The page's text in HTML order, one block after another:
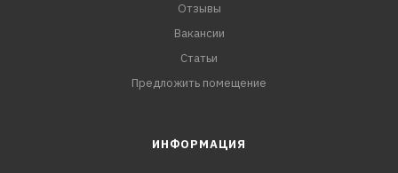
Отзывы
Вакансии
Статьи
Предложить помещение
ИНФОРМАЦИЯ